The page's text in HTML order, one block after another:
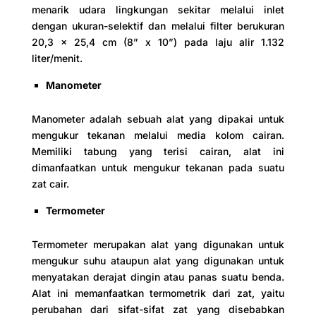
menarik udara lingkungan sekitar melalui inlet
dengan ukuran-selektif dan melalui filter berukuran
20,3 x 25,4 cm (8” x 10”) pada laju alir 1.132
liter/menit.
Manometer
Manometer adalah sebuah alat yang dipakai untuk
mengukur tekanan melalui media kolom cairan.
Memiliki tabung yang terisi cairan, alat ini
dimanfaatkan untuk mengukur tekanan pada suatu
zat cair.
Termometer
Termometer merupakan alat yang digunakan untuk
mengukur suhu ataupun alat yang digunakan untuk
menyatakan derajat dingin atau panas suatu benda.
Alat ini memanfaatkan termometrik dari zat, yaitu
perubahan dari sifat-sifat zat yang disebabkan